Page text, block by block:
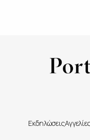
Εκδηλώσεις